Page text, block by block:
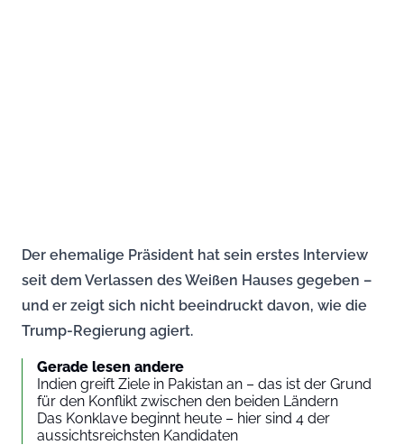
Der ehemalige Präsident hat sein erstes Interview
seit dem Verlassen des Weißen Hauses gegeben –
und er zeigt sich nicht beeindruckt davon, wie die
Trump-Regierung agiert.
Gerade lesen andere
Indien greift Ziele in Pakistan an – das ist der Grund
für den Konflikt zwischen den beiden Ländern
Das Konklave beginnt heute – hier sind 4 der
aussichtsreichsten Kandidaten